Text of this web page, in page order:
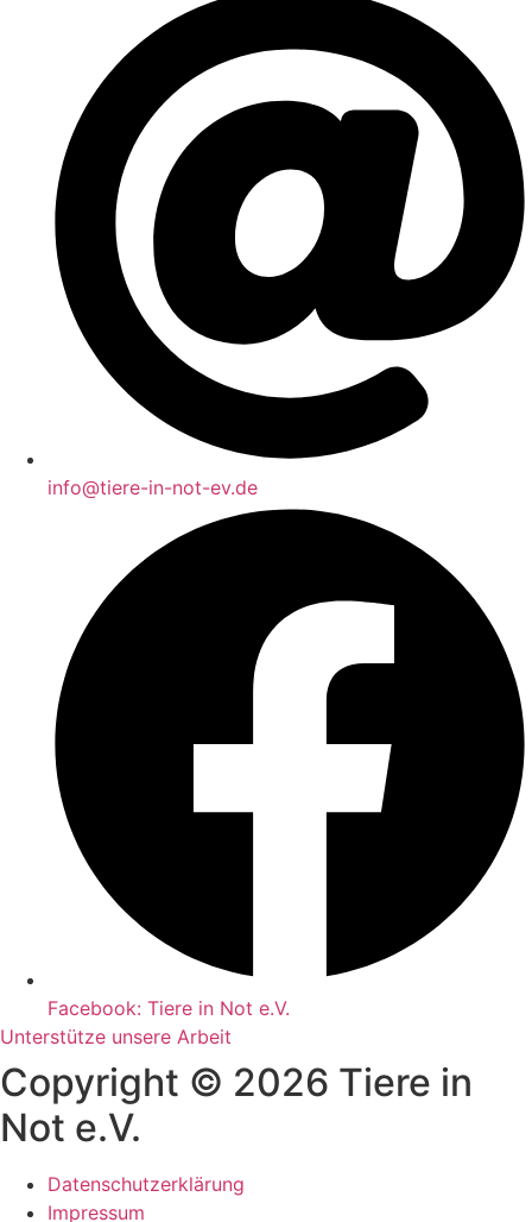
info@tiere-in-not-ev.de
Facebook: Tiere in Not e.V.
Unterstütze unsere Arbeit
Copyright © 2026 Tiere in
Not e.V.
Datenschutzerklärung
Impressum